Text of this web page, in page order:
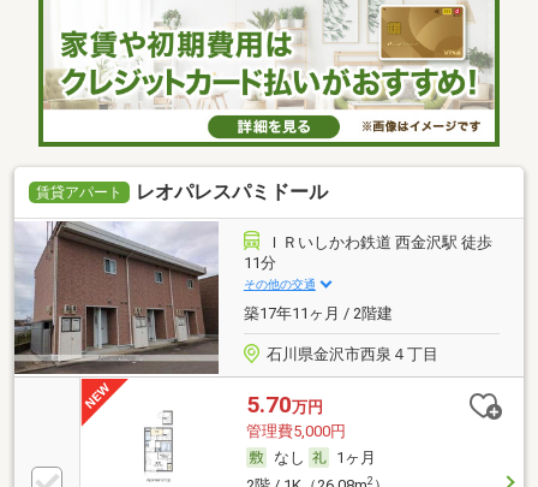
賃貸アパート レオパレスパミドール
ＩＲいしかわ鉄道 西金沢駅 徒歩
11分
その他の交通
築17年11ヶ月 / 2階建
石川県金沢市西泉４丁目
5.70万円
管理費5,000円
なし
1ヶ月
2